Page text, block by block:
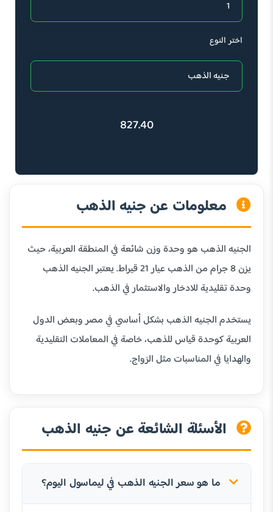
اختر النوع
827.40
معلومات عن جنيه الذهب
الجنيه الذهب هو وحدة وزن شائعة في المنطقة العربية، حيث
يزن 8 جرام من الذهب عيار 21 قيراط. يعتبر الجنيه الذهب
وحدة تقليدية للادخار والاستثمار في الذهب.
يستخدم الجنيه الذهب بشكل أساسي في مصر وبعض الدول
العربية كوحدة قياس للذهب، خاصة في المعاملات التقليدية
والهدايا في المناسبات مثل الزواج.
الأسئلة الشائعة عن جنيه الذهب
ما هو سعر الجنيه الذهب في ليماسول اليوم؟